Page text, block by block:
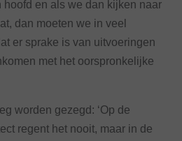
hoofd en als we dan kijken naar
dan moeten we in veel
er sprake is van uitvoeringen
met het oorspronkelijke
worden gezegd: ‘Op de
regent het nooit, maar in de